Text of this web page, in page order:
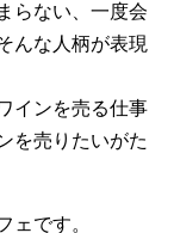
らない、一度会
んな人柄が表現
インを売る仕事
を売りたいがた
ェです。